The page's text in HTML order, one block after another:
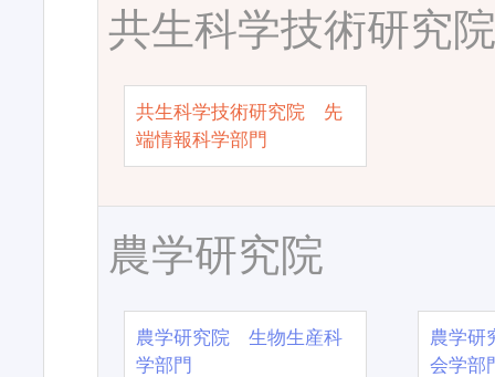
共生科学技術研究
共生科学技術研究院 先
端情報科学部門
農学研究院
農学研究院 生物生産科
学部門
農学
会学部